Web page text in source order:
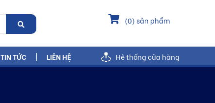
(0) sản phẩm
TIN TỨC LIÊN HỆ Hệ thống cửa hàng